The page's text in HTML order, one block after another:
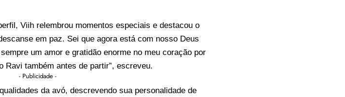
, Viih relembrou momentos especiais e destacou o
em paz. Sei que agora está com nosso Deus
um amor e gratidão enorme no meu coração por
Ravi também antes de partir”, escreveu.
- Publicidade -
da avó, descrevendo sua personalidade de